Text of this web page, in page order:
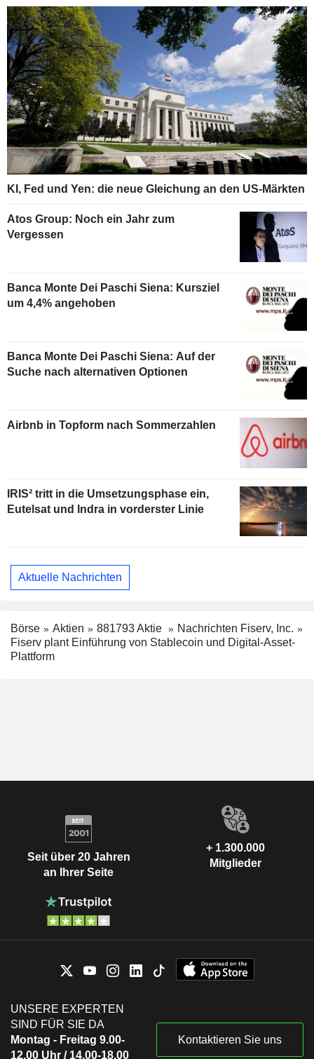
KI, Fed und Yen: die neue Gleichung an den US-Märkten
Atos Group: Noch ein Jahr zum
Vergessen
Banca Monte Dei Paschi Siena: Kursziel
um 4,4% angehoben
Banca Monte Dei Paschi Siena: Auf der
Suche nach alternativen Optionen
Airbnb in Topform nach Sommerzahlen
IRIS² tritt in die Umsetzungsphase ein,
Eutelsat und Indra in vorderster Linie
Aktuelle Nachrichten
Börse Aktien 881793 Aktie
Nachrichten Fiserv, Inc.
Fiserv plant Einführung von Stablecoin und Digital-Asset-
Plattform
Seit über 20 Jahren
an Ihrer Seite
+ 1.300.000
Mitglieder
UNSERE EXPERTEN
SIND FÜR SIE DA
Montag - Freitag 9.00-
12.00 Uhr / 14.00-18.00
Kontaktieren Sie uns